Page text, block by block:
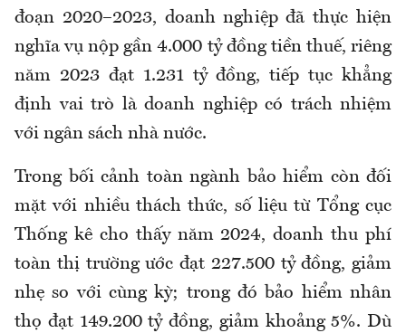
đoạn 2020–2023, doanh nghiệp đã thực hiện
nghĩa vụ nộp gần 4.000 tỷ đồng tiền thuế, riêng
năm 2023 đạt 1.231 tỷ đồng, tiếp tục khẳng
định vai trò là doanh nghiệp có trách nhiệm
với ngân sách nhà nước.
Trong bối cảnh toàn ngành bảo hiểm còn đối
mặt với nhiều thách thức, số liệu từ Tổng cục
Thống kê cho thấy năm 2024, doanh thu phí
toàn thị trường ước đạt 227.500 tỷ đồng, giảm
nhẹ so với cùng kỳ; trong đó bảo hiểm nhân
thọ đạt 149.200 tỷ đồng, giảm khoảng 5%. Dù